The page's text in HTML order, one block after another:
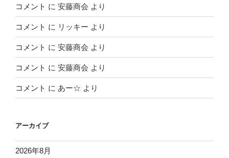
コメント に 安藤商会 より
コメント に リッキー より
コメント に 安藤商会 より
コメント に 安藤商会 より
コメント に あー☆ より
アーカイブ
2026年8月